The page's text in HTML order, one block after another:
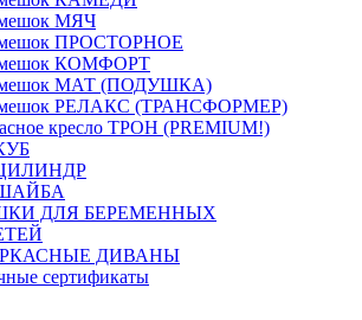
мешок МЯЧ
мешок ПРОСТОРНОЕ
мешок КОМФОРТ
мешок МАТ (ПОДУШКА)
мешок РЕЛАКС (ТРАНСФОРМЕР)
кресло ТРОН (PREMIUM!)
ДЛЯ БЕРЕМЕННЫХ
ДИВАНЫ
сертификаты